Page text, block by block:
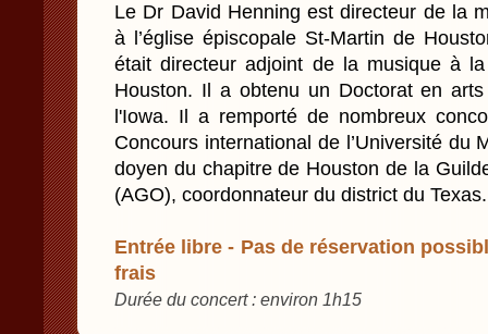
Le Dr David Henning est directeur de la
à l’église épiscopale St-Martin de
était directeur adjoint de la musique à
Houston. Il a obtenu un Doctorat en
l'Iowa. Il a remporté de nombreux
Concours international de l’Université du
doyen du chapitre de Houston de la
(AGO), coordonnateur du district du Texas.
Entrée libre - Pas de réservation
frais
Durée du concert : environ 1h15